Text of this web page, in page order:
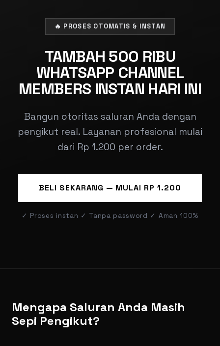
🔥 PROSES OTOMATIS & INSTAN
TAMBAH 500 RIBU
WHATSAPP CHANNEL
MEMBERS INSTAN HARI INI
Bangun otoritas saluran Anda dengan
pengikut real. Layanan profesional mulai
dari Rp 1.200 per order.
BELI SEKARANG — MULAI RP 1.200
✓ Proses instan ✓ Tanpa password ✓ Aman 100%
Mengapa Saluran Anda Masih
Sepi Pengikut?